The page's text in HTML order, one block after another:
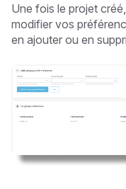
Une fois le projet
modifier vos
en ajouter ou en